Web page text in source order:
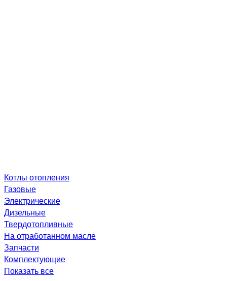
Котлы отопления
Газовые
Электрические
Дизельные
Твердотопливные
На отработанном масле
Запчасти
Комплектующие
Показать все